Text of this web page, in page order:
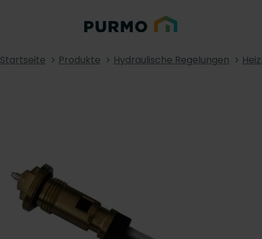
Startseite Produkte Hydraulische Regelungen